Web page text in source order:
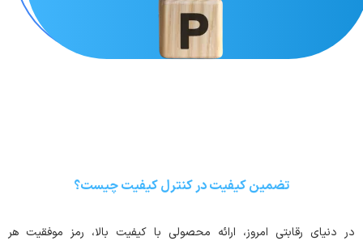
تضمین کیفیت در کنترل کیفیت چیست؟
در دنیای رقابتی امروز، ارائه محصولی با کیفیت بالا، رمز موفقیت هر